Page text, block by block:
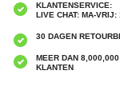
KLANTENSERVICE:
LIVE CHAT: MA-
30 DAGEN
MEER DAN
KLANTEN